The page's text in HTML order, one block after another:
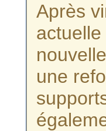
Après
une